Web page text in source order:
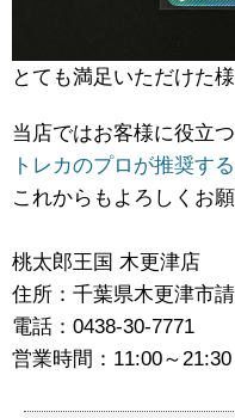
とても満足いただけた
当店ではお客様に役立
トレカのプロが推奨す
これからもよろしくお
桃太郎王国 木更津店
住所：千葉県木更津市
電話：0438-30-7771
営業時間：11:00～21:30